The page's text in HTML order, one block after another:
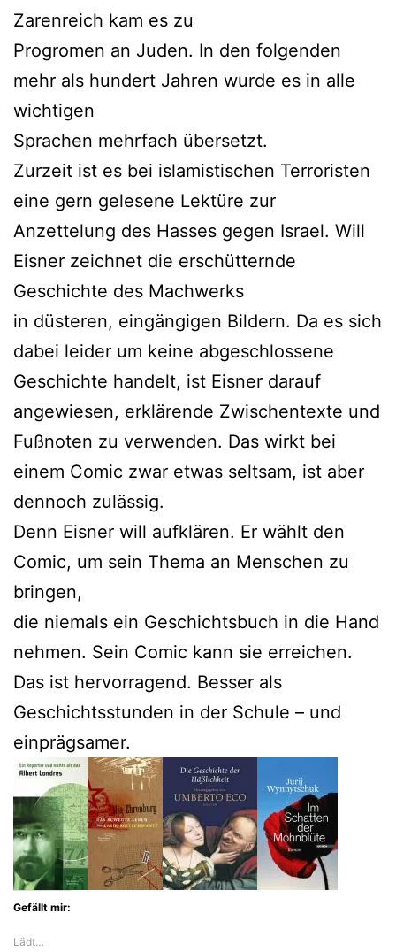
Zarenreich kam es zu
Progromen an Juden. In den folgenden
mehr als hundert Jahren wurde es in alle
wichtigen
Sprachen mehrfach übersetzt.
Zurzeit ist es bei islamistischen Terroristen
eine gern gelesene Lektüre zur
Anzettelung des Hasses gegen Israel. Will
Eisner zeichnet die erschütternde
Geschichte des Machwerks
in düsteren, eingängigen Bildern. Da es sich
dabei leider um keine abgeschlossene
Geschichte handelt, ist Eisner darauf
angewiesen, erklärende Zwischentexte und
Fußnoten zu verwenden. Das wirkt bei
einem Comic zwar etwas seltsam, ist aber
dennoch zulässig.
Denn Eisner will aufklären. Er wählt den
Comic, um sein Thema an Menschen zu
bringen,
die niemals ein Geschichtsbuch in die Hand
nehmen. Sein Comic kann sie erreichen.
Das ist hervorragend. Besser als
Geschichtsstunden in der Schule – und
einprägsamer.
Gefällt mir:
Lädt…